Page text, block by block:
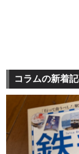
コラムの新着